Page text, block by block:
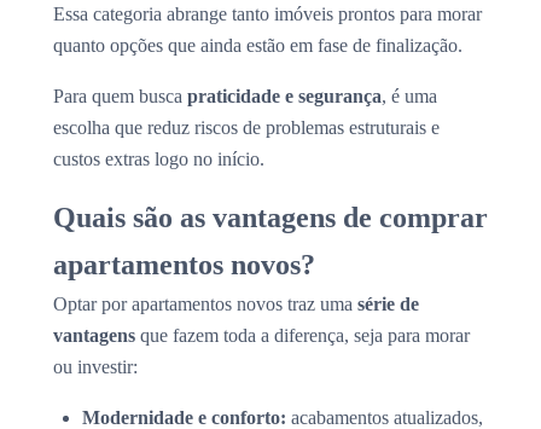
Essa categoria abrange tanto imóveis prontos para morar
quanto opções que ainda estão em fase de finalização.
Para quem busca praticidade e segurança, é uma
escolha que reduz riscos de problemas estruturais e
custos extras logo no início.
Quais são as vantagens de comprar
apartamentos novos?
Optar por apartamentos novos traz uma série de
vantagens que fazem toda a diferença, seja para morar
ou investir:
Modernidade e conforto: acabamentos atualizados,